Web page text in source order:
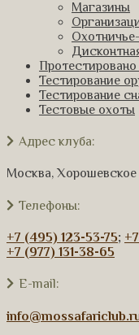
Магазины
Тестирование
Тестирование
Тестовые охоты
Адрес клуба:
Москва,
Телефоны:
+7 (495) 123-53-75;
+7 (977) 131-38-65
E-mail: